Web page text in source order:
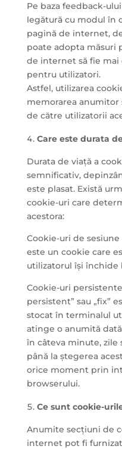
Pe baza feedback-
legătură cu modul în
pagină de internet,
poate adopta măsuri
de internet să fie mai
pentru utilizatori.
Astfel, utilizarea
memorarea
de către utilizatorii
Care este durata
Durata de viață a
semnificativ,
este plasat. Există
cookie-uri care
acestora:
Cookie-uri de sesiune
este un cookie care
utilizatorul își închide
Cookie-uri
persistent” sau „fix”
stocat în terminalul
atinge o anumită
în câteva minute, zile
până la ștegerea
orice moment prin
browserului.
Ce sunt cookie-
Anumite secțiuni de
internet pot fi